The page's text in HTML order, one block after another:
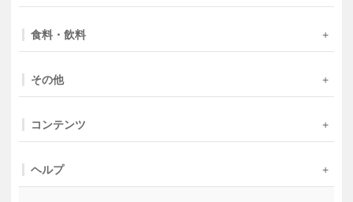
食料・飲料
その他
コンテンツ
ヘルプ